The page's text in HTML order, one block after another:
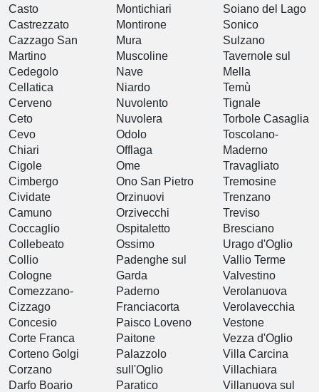
Casto
Castrezzato
Cazzago San
Martino
Cedegolo
Cellatica
Cerveno
Ceto
Cevo
Chiari
Cigole
Cimbergo
Cividate
Camuno
Coccaglio
Collebeato
Collio
Cologne
Comezzano-
Cizzago
Concesio
Corte Franca
Corteno Golgi
Corzano
Darfo Boario
Montichiari
Montirone
Mura
Muscoline
Nave
Niardo
Nuvolento
Nuvolera
Odolo
Offlaga
Ome
Ono San Pietro
Orzinuovi
Orzivecchi
Ospitaletto
Ossimo
Padenghe sul
Garda
Paderno
Franciacorta
Paisco Loveno
Paitone
Palazzolo
sull'Oglio
Paratico
Soiano del Lago
Sonico
Sulzano
Tavernole sul
Mella
Temù
Tignale
Torbole Casaglia
Toscolano-
Maderno
Travagliato
Tremosine
Trenzano
Treviso
Bresciano
Urago d'Oglio
Vallio Terme
Valvestino
Verolanuova
Verolavecchia
Vestone
Vezza d'Oglio
Villa Carcina
Villachiara
Villanuova sul